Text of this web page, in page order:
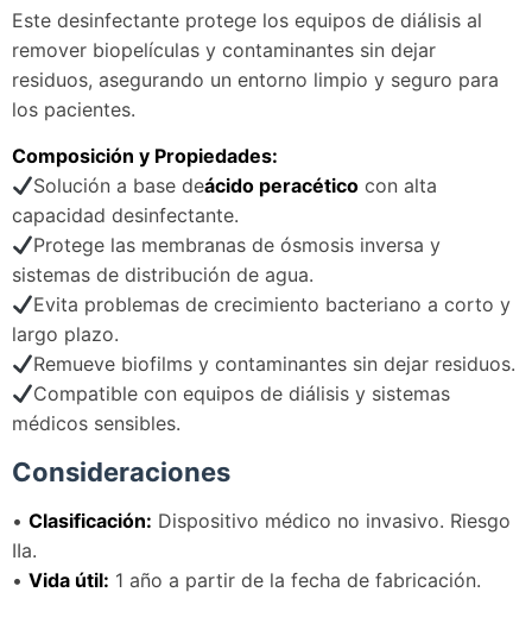
Este desinfectante protege los equipos de diálisis al
remover biopelículas y contaminantes sin dejar
residuos, asegurando un entorno limpio y seguro para
los pacientes.
Composición y Propiedades:
Solución a base deácido peracético con alta
capacidad desinfectante.
Protege las membranas de ósmosis inversa y
sistemas de distribución de agua.
Evita problemas de crecimiento bacteriano a corto y
largo plazo.
Remueve biofilms y contaminantes sin dejar residuos.
Compatible con equipos de diálisis y sistemas
médicos sensibles.
Consideraciones
• Clasificación: Dispositivo médico no invasivo. Riesgo
IIa.
• Vida útil: 1 año a partir de la fecha de fabricación.